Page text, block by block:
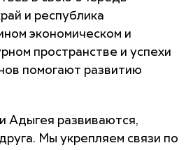
и республика
экономическом и
пространстве и успехи
помогают развитию
Адыгея развиваются,
Мы укрепляем связи по